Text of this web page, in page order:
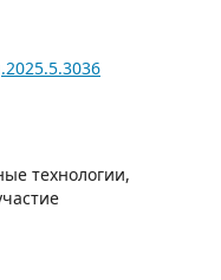
технологии,